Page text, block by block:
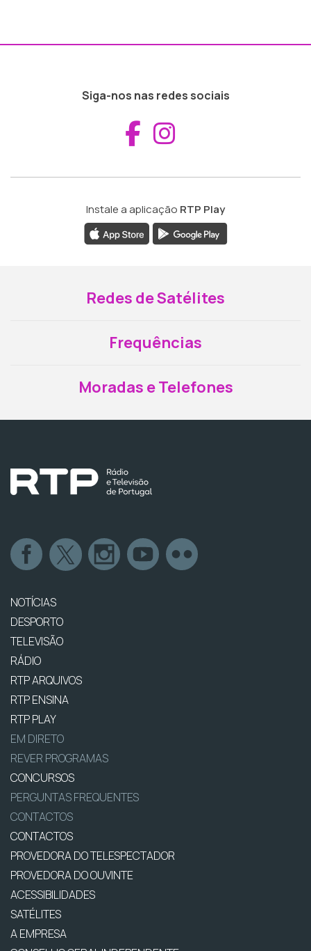
Siga-nos nas redes sociais
Aceder ao
Instale a aplicação RTP Play
Redes de Satélites
Frequências
Moradas e Telefones
NOTÍCIAS
DESPORTO
TELEVISÃO
RÁDIO
RTP ARQUIVOS
RTP ENSINA
RTP PLAY
EM DIRETO
REVER PROGRAMAS
CONCURSOS
PERGUNTAS FREQUENTES
CONTACTOS
CONTACTOS
PROVEDORA DO TELESPECTADOR
PROVEDORA DO OUVINTE
ACESSIBILIDADES
SATÉLITES
A EMPRESA